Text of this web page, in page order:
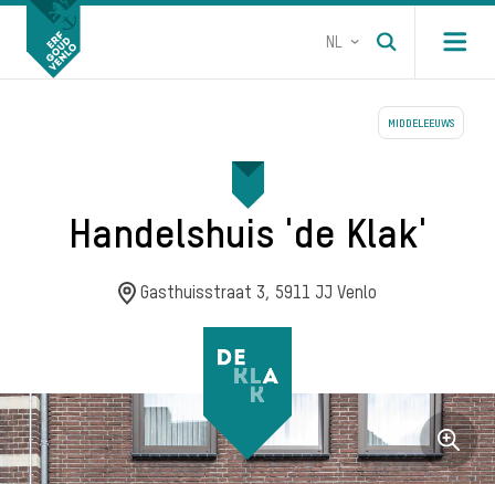
NL
Open
MIDDELEEUWS
Handelshuis 'de Klak'
Gasthuisstraat 3, 5911 JJ Venlo